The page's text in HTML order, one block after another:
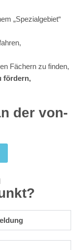
„Spezialgebiet“
Fächern zu finden,
fördern,
der von-